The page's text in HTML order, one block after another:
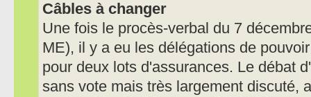
Câbles à changer
Une fois le procès-verbal du 7
ME), il y a eu les délégations de
pour deux lots d'assurances. Le débat
sans vote mais très largement discuté,